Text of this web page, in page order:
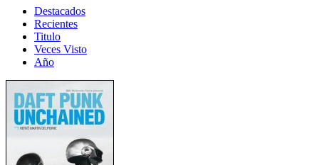
Destacados
Recientes
Titulo
Veces Visto
Año